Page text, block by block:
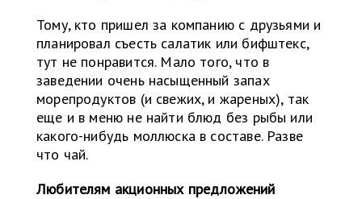
Тому, кто пришел за компанию с друзьями и
планировал съесть салатик или бифштекс,
тут не понравится. Мало того, что в
заведении очень насыщенный запах
морепродуктов (и свежих, и жареных), так
еще и в меню не найти блюд без рыбы или
какого-нибудь моллюска в составе. Разве
что чай.
Любителям акционных предложений